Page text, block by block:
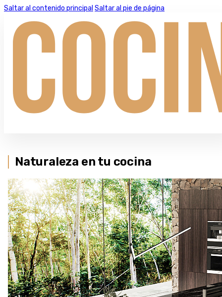
Saltar al contenido principal Saltar al pie de página
Naturaleza en tu cocina